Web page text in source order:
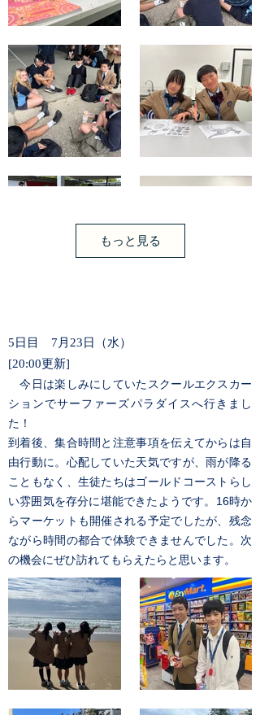
もっと見る
5日目 7月23日（水）
[20:00更新]
今日は楽しみにしていたスクールエクスカー
ションでサーファーズパラダイスへ行きまし
た！
到着後、集合時間と注意事項を伝えてからは自
由行動に。心配していた天気ですが、雨が降る
こともなく、生徒たちはゴールドコーストらし
い雰囲気を存分に堪能できたようです。16時か
らマーケットも開催される予定でしたが、残念
ながら時間の都合で体験できませんでした。次
の機会にぜひ訪れてもらえたらと思います。